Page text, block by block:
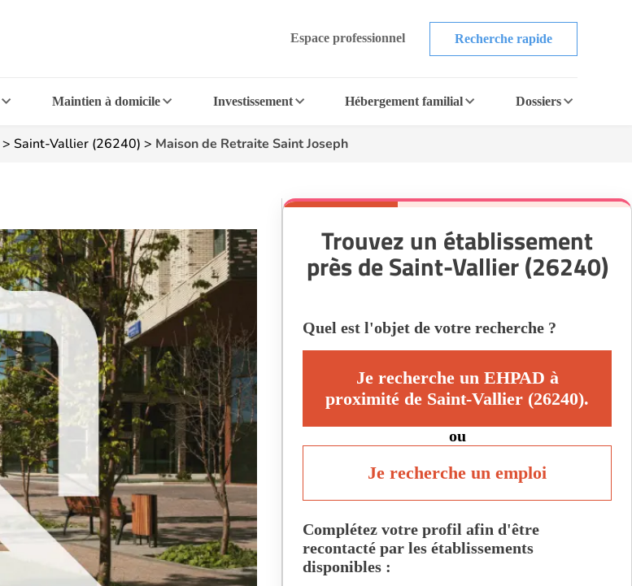
Espace professionnel Recherche rapide
Maintien à domicile Investissement Hébergement familial Dossiers
> Saint-Vallier (26240) > Maison de Retraite Saint Joseph
Trouvez un établissement
près de Saint-Vallier (26240)
Quel est l'objet de votre recherche ?
Je recherche un EHPAD à
proximité de Saint-Vallier (26240).
ou
Je recherche un emploi
Complétez votre profil afin d'être
recontacté par les établissements
disponibles :